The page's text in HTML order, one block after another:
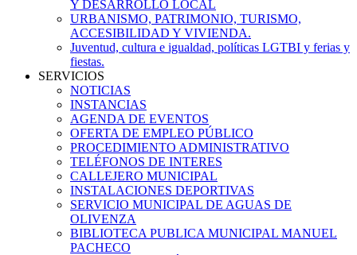
Y DESARROLLO LOCAL
URBANISMO, PATRIMONIO, TURISMO,
ACCESIBILIDAD Y VIVIENDA.
Juventud, cultura e igualdad, políticas LGTBI y ferias y
fiestas.
SERVICIOS
NOTICIAS
INSTANCIAS
AGENDA DE EVENTOS
OFERTA DE EMPLEO PÚBLICO
PROCEDIMIENTO ADMINISTRATIVO
TELÉFONOS DE INTERES
CALLEJERO MUNICIPAL
INSTALACIONES DEPORTIVAS
SERVICIO MUNICIPAL DE AGUAS DE
OLIVENZA
BIBLIOTECA PUBLICA MUNICIPAL MANUEL
PACHECO